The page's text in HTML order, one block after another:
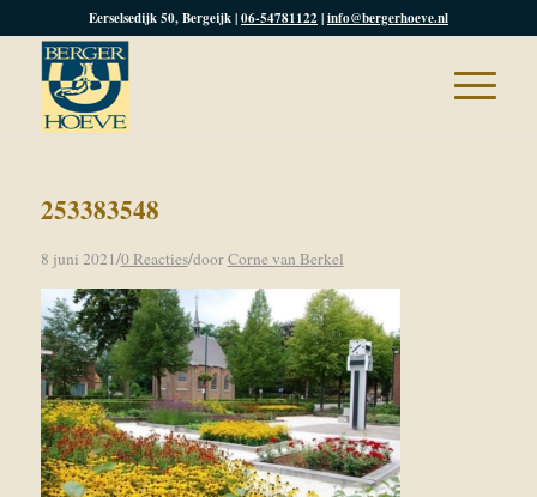
Eerselsedijk 50, Bergeijk |06-54781122 |info@bergerhoeve.nl
253383548
8 juni 2021/0 Reacties/doorCorne van Berkel